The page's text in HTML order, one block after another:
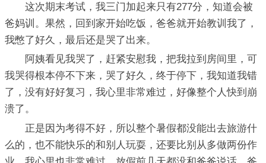
这次期末考试，我三门加起来只有277分，知道会被
爸妈训。果然，回到家开始吃饭，爸爸就开始教训我了，
我憋了好久，最后还是哭了出来。
阿姨看见我哭了，赶紧安慰我，把我拉到房间里，可
我哭得根本停不下来，哭了好久，终于停下，我知道我错
了，没有好好复习，我心里非常难过，好像整个人快到崩
溃了。
正是因为考得不好，所以整个暑假都没能出去旅游什
么的，也不能快乐的和别人玩耍，还要比别从多做两份作